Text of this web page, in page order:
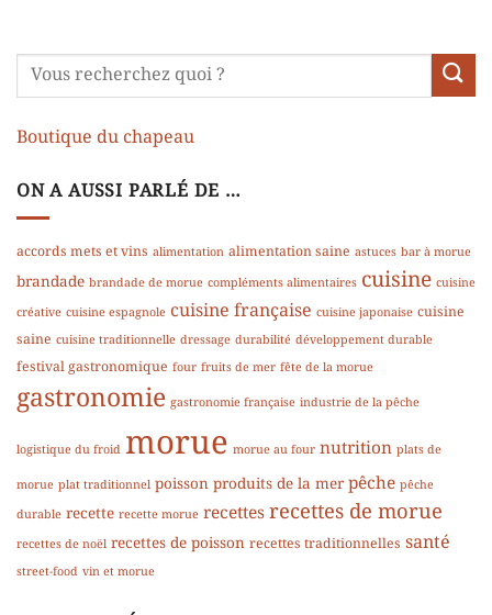
Boutique du chapeau
ON A AUSSI PARLÉ DE …
accords mets et vins alimentation alimentation saine astuces bar à morue
brandade brandade de morue compléments alimentaires cuisine cuisine
créative cuisine espagnole cuisine française cuisine japonaise cuisine
saine cuisine traditionnelle dressage durabilité développement durable
festival gastronomique four fruits de mer fête de la morue
gastronomie gastronomie française industrie de la pêche
logistique du froid morue morue au four nutrition plats de
morue plat traditionnel poisson produits de la mer pêche pêche
durable recette recette morue recettes recettes de morue
recettes de noël recettes de poisson recettes traditionnelles santé
street-food vin et morue